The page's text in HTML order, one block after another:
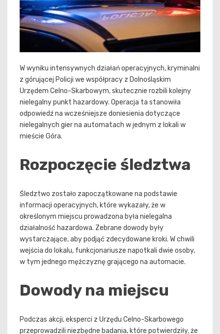
W wyniku intensywnych działań operacyjnych, kryminalni
z górującej Policji we współpracy z Dolnośląskim
Urzędem Celno-Skarbowym, skutecznie rozbili kolejny
nielegalny punkt hazardowy. Operacja ta stanowiła
odpowiedź na wcześniejsze doniesienia dotyczące
nielegalnych gier na automatach w jednym z lokali w
mieście Góra.
Rozpoczęcie śledztwa
Śledztwo zostało zapoczątkowane na podstawie
informacji operacyjnych, które wykazały, że w
określonym miejscu prowadzona była nielegalna
działalność hazardowa. Zebrane dowody były
wystarczające, aby podjąć zdecydowane kroki. W chwili
wejścia do lokalu, funkcjonariusze napotkali dwie osoby,
w tym jednego mężczyznę grającego na automacie.
Dowody na miejscu
Podczas akcji, eksperci z Urzędu Celno-Skarbowego
przeprowadzili niezbędne badania, które potwierdziły, że